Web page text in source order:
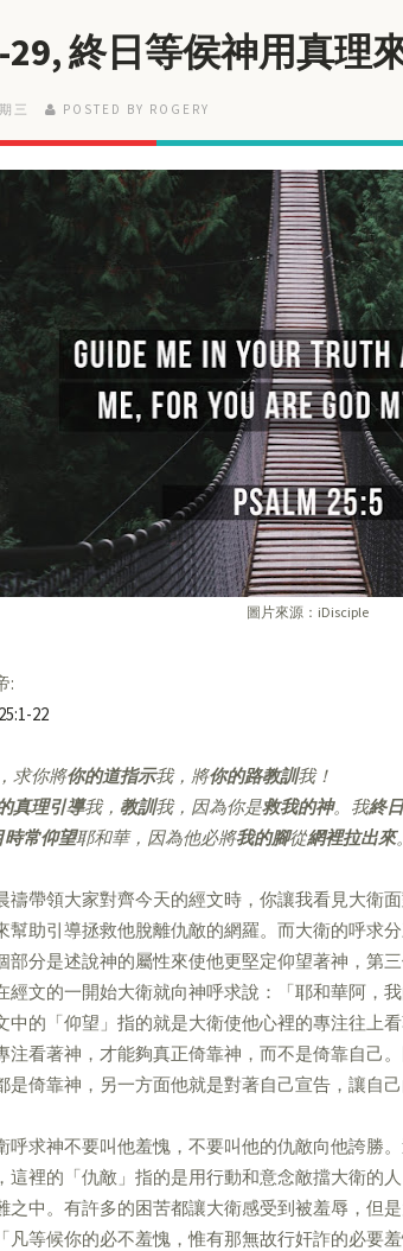
29, 終日等侯神用真理
三 POSTED BY ROGERY
圖片來源：iDisciple
:
22
求你將你的道指示我，將你的路教訓我！
真理引導我， 教訓我，因為你是救我的神。我終
時常仰望耶和華，因為他必將我的腳從網裡拉出來。
禱帶領大家對齊今天的經文時，你讓我看見大衛
幫助引導拯救他脫離仇敵的網羅。而大衛的呼求
部分是述說神的屬性來使他更堅定仰望著神，第
經文的一開始大衛就向神呼求說：「耶和華阿，
中的「仰望」指的就是大衛使他心裡的專注往上
注看著神，才能夠真正倚靠神，而不是倚靠自己
是倚靠神，另一方面他就是對著自己宣告，讓自
呼求神不要叫他羞愧，不要叫他的仇敵向他誇勝
這裡的「仇敵」指的是用行動和意念敵擋大衛的
之中。有許多的困苦都讓大衛感受到被羞辱，但
凡等候你的必不羞愧，惟有那無故行奸詐的必要